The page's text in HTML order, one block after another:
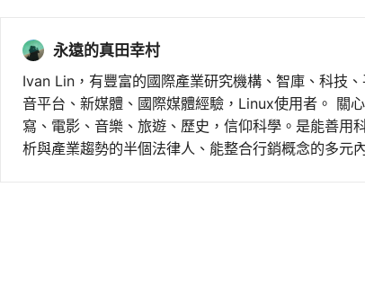
永遠的真田幸村
Ivan Lin，有豐富的國際產業研究機構、智庫、科技
音平台、新媒體、國際媒體經驗，Linux使用者。 關
寫、電影、音樂、旅遊、歷史，信仰科學。是能善用
析與產業趨勢的半個法律人、能整合行銷概念的多元